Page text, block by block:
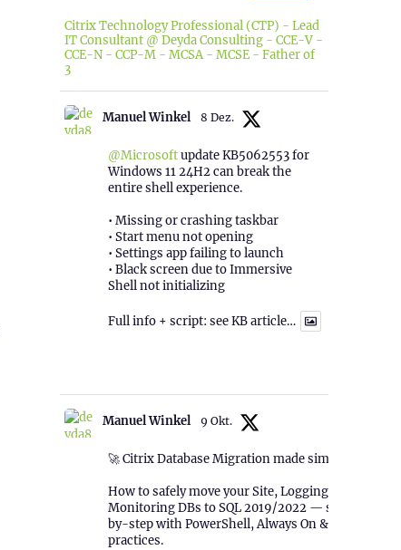
Citrix Technology Professional (CTP) - Lead
IT Consultant @ Deyda Consulting - CCE-V -
CCE-N - CCP-M - MCSA - MCSE - Father of
3
Manuel Winkel 8 Dez.
@Microsoftupdate KB5062553 for
Windows 11 24H2 can break the
entire shell experience.
• Missing or crashing taskbar
• Start menu not opening
• Settings app failing to launch
• Black screen due to Immersive
Shell not initializing
Full info + script: see KB article…
Manuel Winkel 9 Okt.
🚀 Citrix Database Migration made simple!
How to safely move your Site, Logging &
Monitoring DBs to SQL 2019/2022 — step-
by-step with PowerShell, Always On & best
practices.